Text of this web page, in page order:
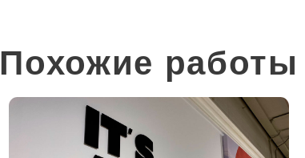
Похожие работы